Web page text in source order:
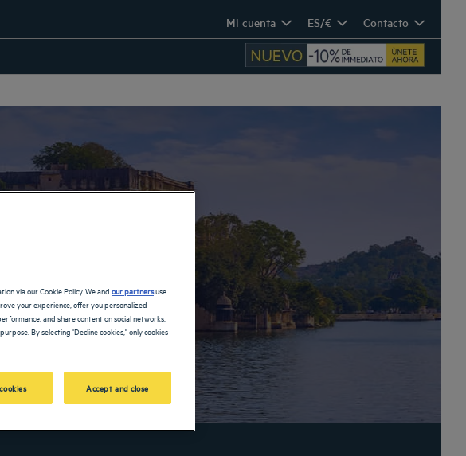
Mi cuenta ES/€ Contacto
via our Cookie Policy. We andour partnersuse
your experience, offer you personalized
and share content on social networks.
By selecting "Decline cookies," only cookies
Accept and close